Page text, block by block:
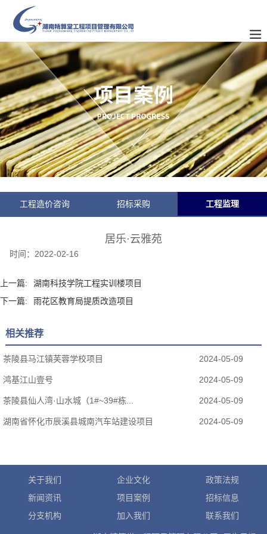
工程造价咨询 招标采购 工程监理
居乐·云雅苑
时间： 2022-02-16
上一篇:
湖南科技学院工程实训楼项目
下一篇:
雨花区教育局提质改造项目
相关推荐
茶陵县马江镇芙蓉学校项目 2024-05-09
鸿基江山壹号 2024-05-09
茶陵县仙人湾·山水城（1#~39#栋... 2024-05-09
湖南省怀化市辰溪县城南汽车站建设项目 2024-05-09
关于我们 企业文化
政策法规
新闻资讯
项目案例
招标信息
分支机构
加入我们 联系我们